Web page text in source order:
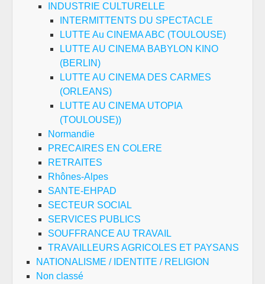
INDUSTRIE CULTURELLE
INTERMITTENTS DU SPECTACLE
LUTTE Au CINEMA ABC (TOULOUSE)
LUTTE AU CINEMA BABYLON KINO
(BERLIN)
LUTTE AU CINEMA DES CARMES
(ORLEANS)
LUTTE AU CINEMA UTOPIA
(TOULOUSE))
Normandie
PRECAIRES EN COLERE
RETRAITES
Rhônes-Alpes
SANTE-EHPAD
SECTEUR SOCIAL
SERVICES PUBLICS
SOUFFRANCE AU TRAVAIL
TRAVAILLEURS AGRICOLES ET PAYSANS
NATIONALISME / IDENTITE / RELIGION
Non classé